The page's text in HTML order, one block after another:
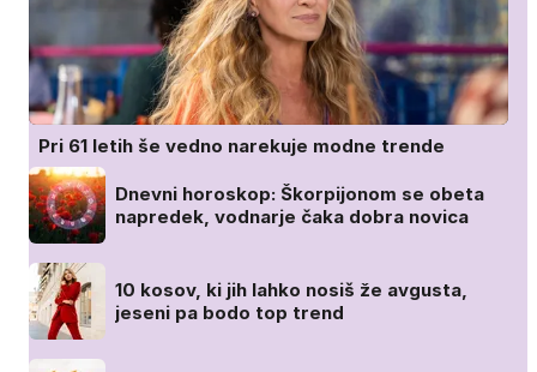
Pri 61 letih še vedno narekuje modne trende
Dnevni horoskop: Škorpijonom se obeta
napredek, vodnarje čaka dobra novica
10 kosov, ki jih lahko nosiš že avgusta,
jeseni pa bodo top trend